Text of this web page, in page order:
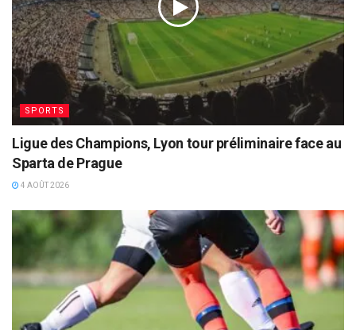
SPORTS
Ligue des Champions, Lyon tour préliminaire face au
Sparta de Prague
4 AOÛT 2026